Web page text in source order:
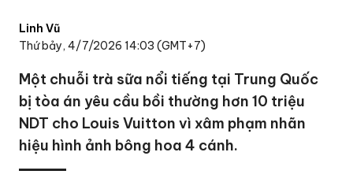
Linh Vũ
Thứ bảy, 4/7/2026 14:03 (GMT+7)
Một chuỗi trà sữa nổi tiếng tại Trung Quốc
bị tòa án yêu cầu bồi thường hơn 10 triệu
NDT cho Louis Vuitton vì xâm phạm nhãn
hiệu hình ảnh bông hoa 4 cánh.